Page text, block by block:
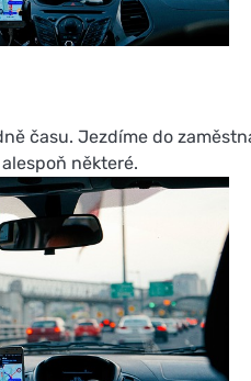
času. Jezdíme do
některé.